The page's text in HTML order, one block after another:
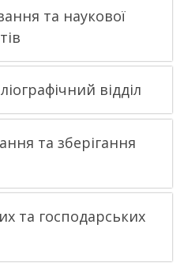
та наукової
відділ
та зберігання
та господарських